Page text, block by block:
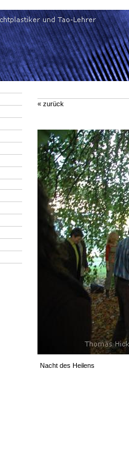
« zurück
Nacht des Heilens